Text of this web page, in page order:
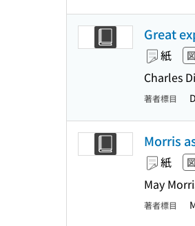
Great
紙
Charles
著者標目
Morris
紙
May
著者標目